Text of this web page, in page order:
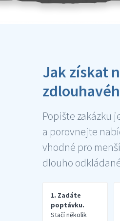
Jak získat
Popište zakázku
a porovnejte
vhodné pro
dlouho
1. Zadáte
poptávku.
Stačí několik